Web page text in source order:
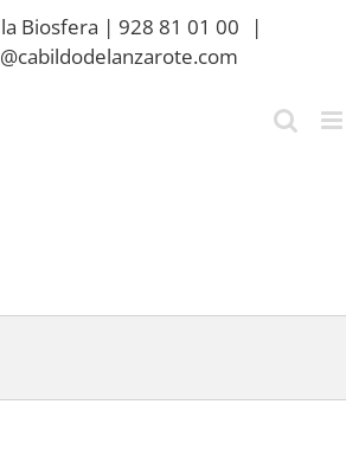
Biosfera | 928 81 01 00
|